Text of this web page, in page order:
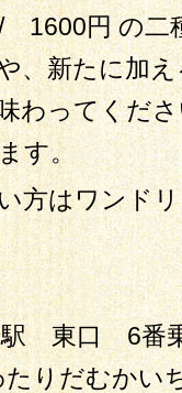
円 の二
、新たに加
わってくだ
す。
方はワンド
口 6番
だむかい